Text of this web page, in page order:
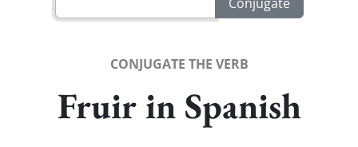
CONJUGATE THE VERB
Fruir in Spanish